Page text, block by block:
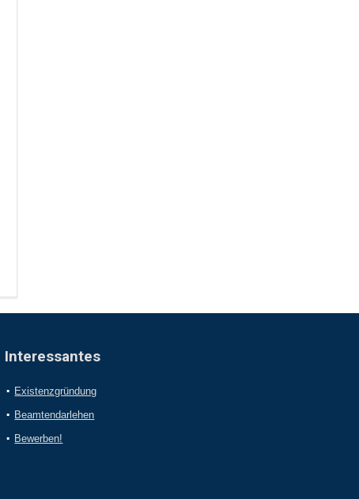
Interessantes
Existenzgründung
Beamtendarlehen
Bewerben!